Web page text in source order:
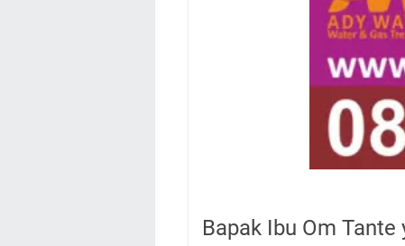
Bapak Ibu Om